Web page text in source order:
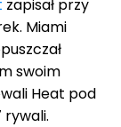
zapisał przy
Miami
swoim
Heat pod
rywali.